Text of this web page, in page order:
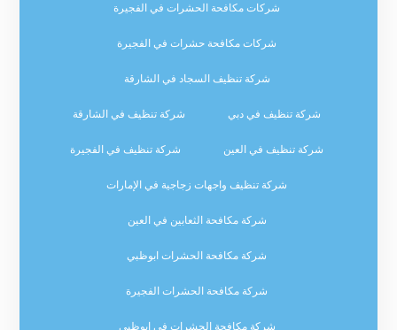
شركات مكافحة الحشرات في الفجيرة
شركات مكافحة حشرات في الفجيرة
شركة تنظيف السجاد في الشارقة
شركة تنظيف في دبي شركة تنظيف في الشارقة
شركة تنظيف في العين شركة تنظيف في الفجيرة
شركة تنظيف واجهات زجاجية في الإمارات
شركة مكافحة الثعابين في العين
شركة مكافحة الحشرات ابوظبي
شركة مكافحة الحشرات الفجيرة
شركة مكافحة الحشرات في ابوظبي